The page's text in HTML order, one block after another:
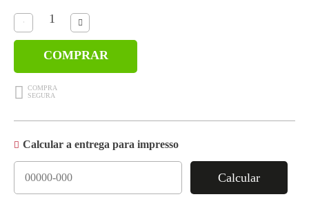
COMPRAR
Calcular a entrega para impresso
Calcular